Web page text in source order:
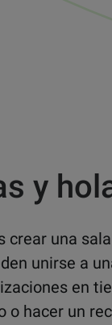
y
una
unirse a
en
hacer un